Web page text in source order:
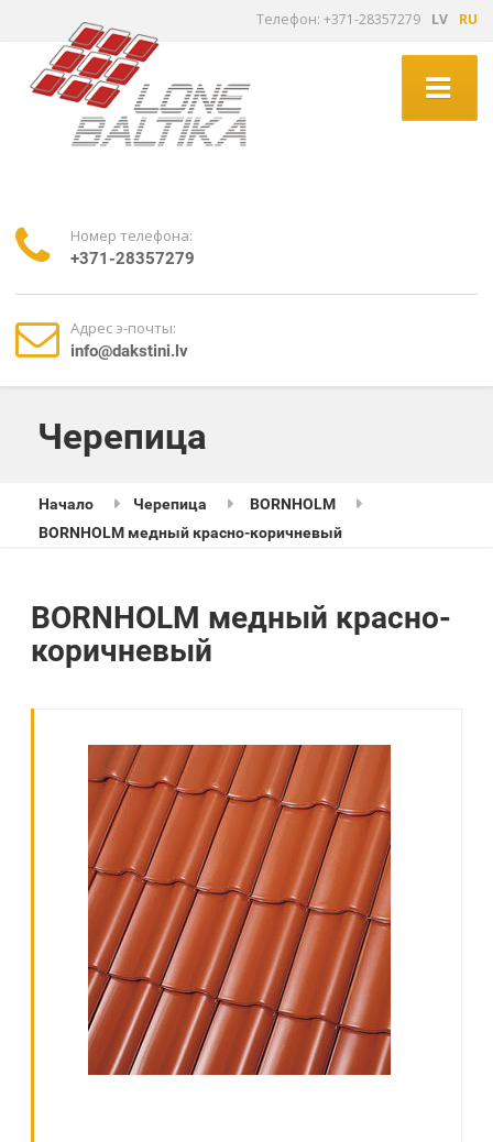
Tелефон: +371-28357279 LV RU
Номер телефона:
+371-28357279
Адрес э-почты:
info@dakstini.lv
Черепица
Начало Черепица
BORNHOLM
BORNHOLM медный красно-коричневый
BORNHOLM медный красно-
коричневый